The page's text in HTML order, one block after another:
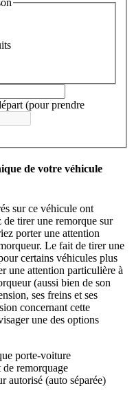
(pour prendre
de votre véhicule
sur ce véhicule ont
tirer une remorque sur
porter une attention
Le fait de tirer une
certains véhicules plus
une attention particulière à
(aussi bien de son
ses freins et ses
concernant cette
une des options
porte-voiture
remorquage
autorisé (auto séparée)